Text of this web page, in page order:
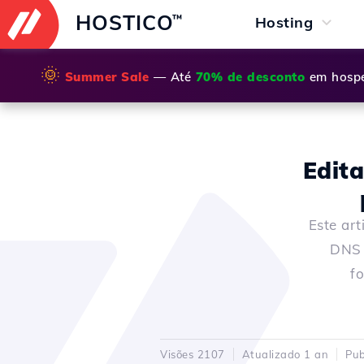
HOSTICO™ Hosting
🌞 Summer Sale — Até 70% de desconto em
Este
Visões 2107 Atualizado 1 an